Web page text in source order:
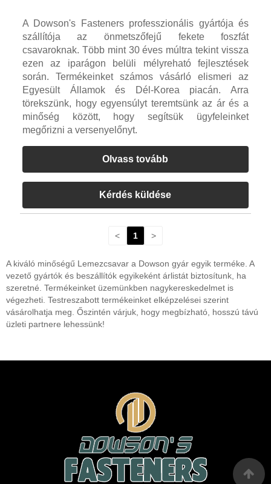
A Dowson's Fasteners professzionális gyártója és
szállítója az önmetszőfejű fekete foszfát
csavaroknak. Több mint 30 éves múltra tekint vissza
ezen az iparágon belüli mélyreható fejlesztések
során. Termékeinket számos vásárló elismeri az
Egyesült Államok és Dél-Korea piacán. Arra
törekszünk, hogy egyensúlyt teremtsünk az ár és a
minőség között, hogy segítsük ügyfeleinket
megőrizni a versenyelőnyt.
Olvass tovább
Kérdés küldése
< 1 >
A kiváló minőségű Lemezcsavar a Dowson gyár egyik terméke. A
vezető gyártók és beszállítók egyikeként árlistát biztosítunk, ha
szeretné. Termékeinket üzemünkben nagykereskedelmet is
végezheti. Testreszabott termékeinket elképzelései szerint
vásárolhatja meg. Őszintén várjuk, hogy megbízható, hosszú távú
üzleti partnere lehessünk!